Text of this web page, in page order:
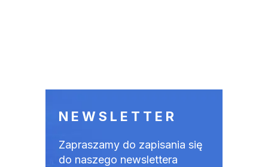
NEWSLETTER
Zapraszamy do zapisania się
do naszego newslettera